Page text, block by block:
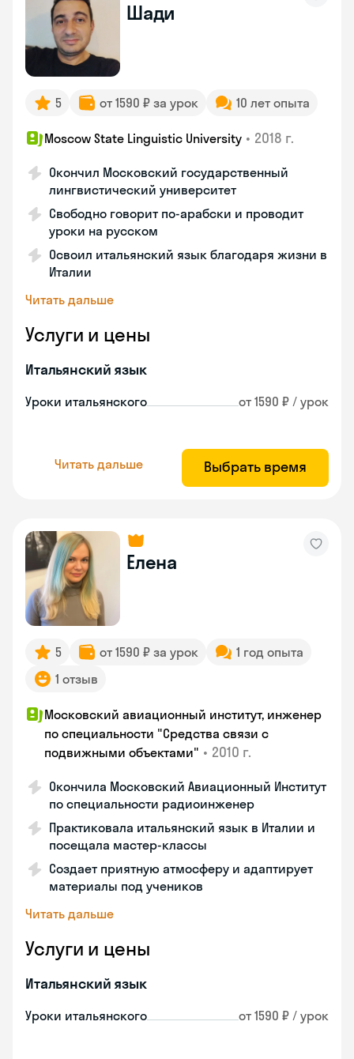
Шади
5 от 1590 ₽ за урок 10 лет опыта
Moscow State Linguistic University • 2018 г.
Окончил Московский государственный
лингвистический университет
Свободно говорит по-арабски и проводит
уроки на русском
Освоил итальянский язык благодаря жизни в
Италии
Читать дальше
Услуги и цены
Итальянский язык
Уроки итальянского от 1590 ₽ / урок
Читать дальше Выбрать время
Елена
5 от 1590 ₽ за урок
1 год опыта
1 отзыв
Московский авиационный институт, инженер
по специальности "Средства связи с
подвижными объектами" • 2010 г.
Окончила Московский Авиационный Институт
по специальности радиоинженер
Практиковала итальянский язык в Италии и
посещала мастер-классы
Создает приятную атмосферу и адаптирует
материалы под учеников
Читать дальше
Услуги и цены
Итальянский язык
Уроки итальянского от 1590 ₽ / урок